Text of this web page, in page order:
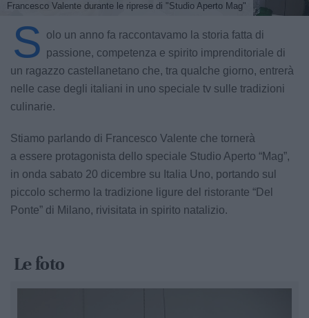
Francesco Valente durante le riprese di "Studio Aperto Mag"
S olo un anno fa raccontavamo la storia fatta di
passione, competenza e spirito imprenditoriale di
un ragazzo castellanetano che, tra qualche giorno, entrerà
nelle case degli italiani in uno speciale tv sulle tradizioni
culinarie.
Stiamo parlando di Francesco Valente che tornerà
a essere protagonista dello speciale Studio Aperto “Mag”,
in onda sabato 20 dicembre su Italia Uno, portando sul
piccolo schermo la tradizione ligure del ristorante “Del
Ponte” di Milano, rivisitata in spirito natalizio.
Le foto